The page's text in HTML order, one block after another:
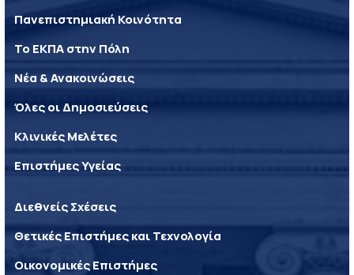
Πανεπιστημιακή Κοινότητα
Το ΕΚΠΑ στην Πόλη
Νέα & Ανακοινώσεις
Όλες οι Δημοσιεύσεις
Κλινικές Μελέτες
Επιστήμες Υγείας
Διεθνείς Σχέσεις
Θετικές Επιστήμες και Τεχνολογία
Οικονομικές Επιστήμες